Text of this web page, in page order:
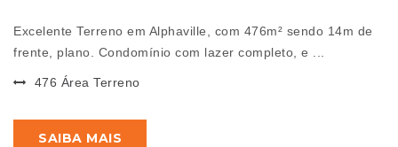
Excelente Terreno em Alphaville, com 476m² sendo 14m de
frente, plano. Condomínio com lazer completo, e ...
476 Área Terreno
SAIBA MAIS